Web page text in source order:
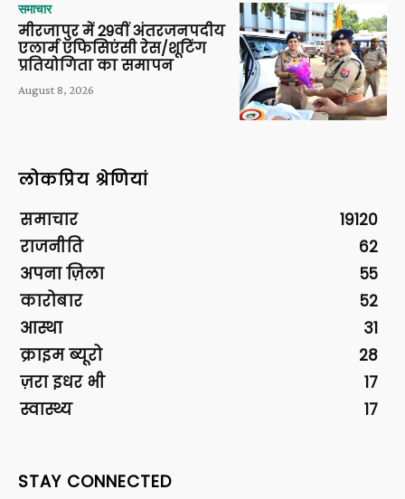
समाचार
मीरजापुर में 29वीं अंतरजनपदीय
एलार्म एफिसिएंसी रेस/शूटिंग
प्रतियोगिता का समापन
August 8, 2026
लोकप्रिय श्रेणियां
समाचार
19120
राजनीति
62
अपना ज़िला
55
कारोबार
52
आस्था
31
क्राइम ब्यूरो
28
ज़रा इधर भी
17
स्वास्थ्य
17
STAY CONNECTED